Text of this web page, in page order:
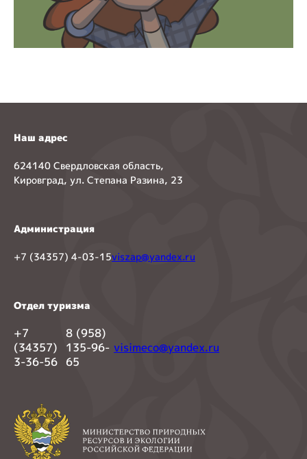
Наш адрес
624140 Свердловская область,
Кировград, ул. Степана Разина, 23
Администрация
+7 (34357) 4-03-15viszap@yandex.ru
Отдел туризма
+7
(34357)
3-36-56
8 (958)
135-96-
65
visimeco@yandex.ru